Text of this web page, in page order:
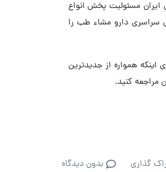
ایران مسئولیت پخش انواع
سراسری دارو مشاء طب را
می‌کند. برای اینکه همواره از جدیدترین
کنید.
گذاری بدون دیدگاه